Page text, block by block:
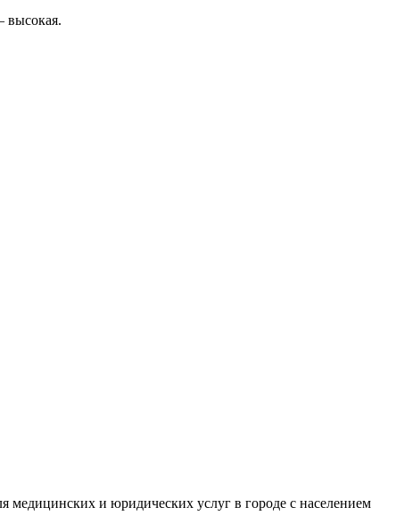
высокая.
медицинских и юридических услуг в городе с населением